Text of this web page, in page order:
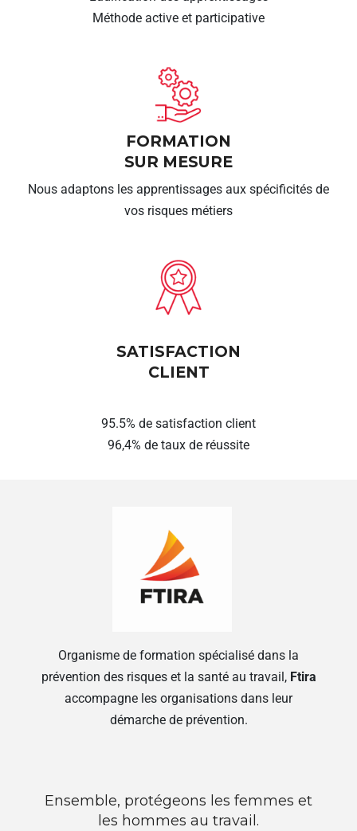
Méthode active et participative
FORMATION
SUR MESURE
Nous adaptons les apprentissages aux spécificités de
vos risques métiers
SATISFACTION
CLIENT
95.5% de satisfaction client
96,4% de taux de réussite
Organisme de formation spécialisé dans la
prévention des risques et la santé au travail, Ftira
accompagne les organisations dans leur
démarche de prévention.
Ensemble, protégeons les femmes et
les hommes au travail.